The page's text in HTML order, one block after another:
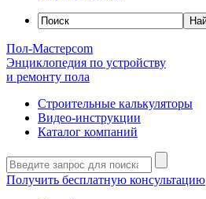
Пол-Мастерcom
Энциклопедия по устройству
и ремонту пола
Строительные калькуляторы
Видео-инструкции
Каталог компаний
Получить бесплатную консультацию